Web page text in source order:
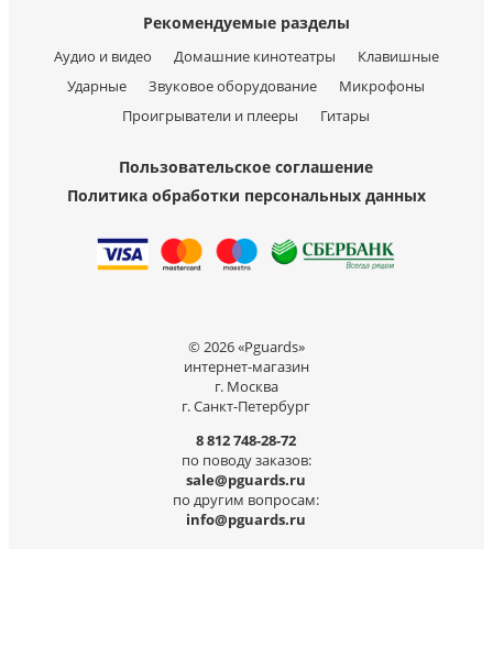
Рекомендуемые разделы
Аудио и видео Домашние кинотеатры
Клавишные
Ударные
Звуковое оборудование
Микрофоны
Проигрыватели и плееры
Гитары
Пользовательское соглашение
Политика обработки персональных данных
© 2026 «Pguards»
интернет-магазин
г. Москва
г. Санкт-Петербург
8 812 748-28-72
по поводу заказов:
sale@pguards.ru
по другим вопросам:
info@pguards.ru